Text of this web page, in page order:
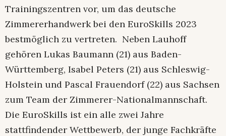
Trainingszentren vor, um das deutsche
Zimmererhandwerk bei den EuroSkills 2023
bestmöglich zu vertreten. Neben Lauhoff
gehören Lukas Baumann (21) aus Baden-
Württemberg, Isabel Peters (21) aus Schleswig-
Holstein und Pascal Frauendorf (22) aus Sachsen
zum Team der Zimmerer-Nationalmannschaft.
Die EuroSkills ist ein alle zwei Jahre
stattfindender Wettbewerb, der junge Fachkräfte